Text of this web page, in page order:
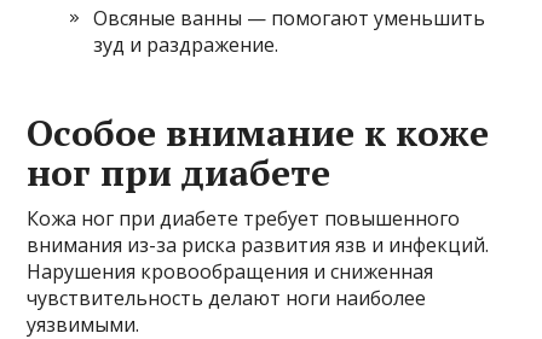
Овсяные ванны — помогают уменьшить
зуд и раздражение.
Особое внимание к коже
ног при диабете
Кожа ног при диабете требует повышенного
внимания из-за риска развития язв и инфекций.
Нарушения кровообращения и сниженная
чувствительность делают ноги наиболее
уязвимыми.